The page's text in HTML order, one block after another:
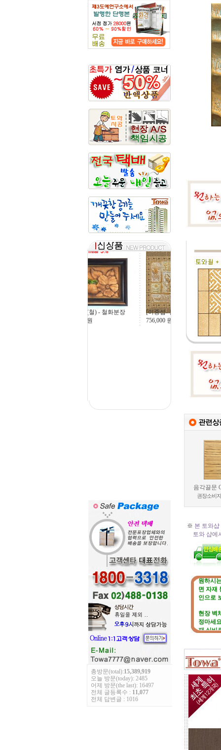
부용화(철) - 철화분장
43,200
총방문(total):15,389,919
오늘 방문(today): 2485
어제 방문(the last): 16497
전체 글등록수 :11,077
전체 답변글 : 1016
음각끌문
권장소비
※ 본 토와
토와 샵에
☆토와
원하시
면 자재
인으로
현장 벽
정마세
재 실비
번호가
직접 시
팀에 의
적도 가
☆포인
고객님
선의 디